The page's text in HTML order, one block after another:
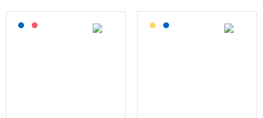
Lagerført: NEK Kabel
På forespørsel Lagerført: Grossist
Lagerført: NEK Kabel